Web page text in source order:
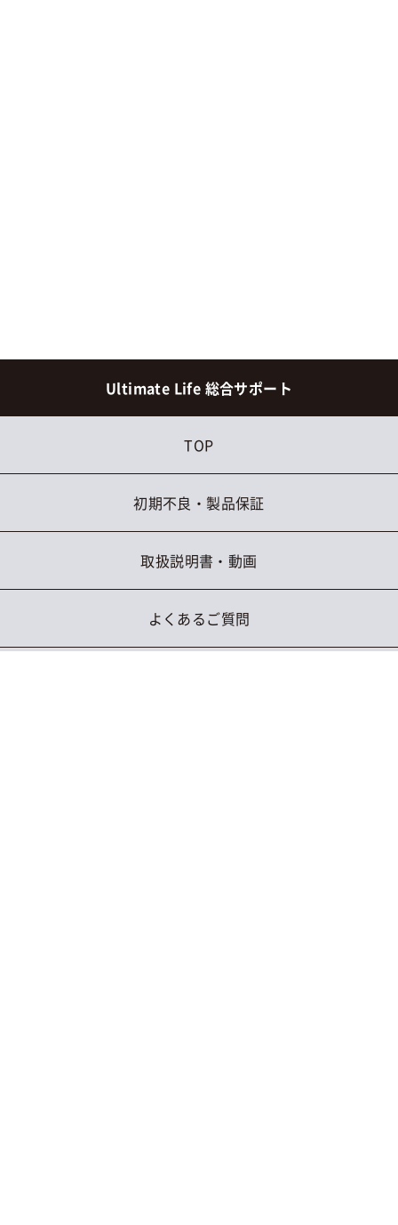
Ultimate Life 総合サポート
TOP
初期不良・製品保証
取扱説明書・動画
よくあるご質問